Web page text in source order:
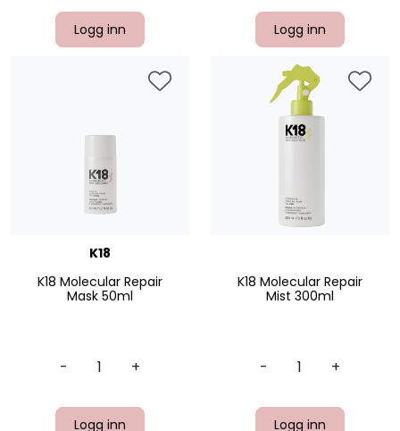
Logg inn Logg inn
K18
K18 Molecular Repair
Mask 50ml
- +
Logg inn
K18 Molecular Repair
Mist 300ml
- +
Logg inn